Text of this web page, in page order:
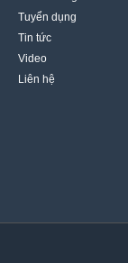
Tuyển dụng
Tin tức
Video
Liên hệ